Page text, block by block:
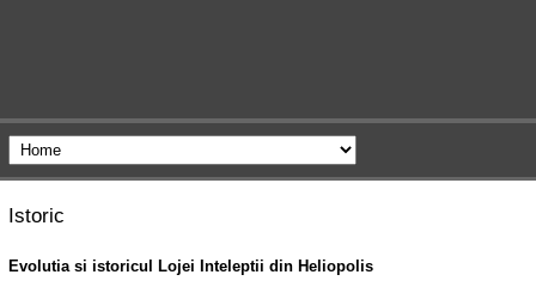
Istoric
Evolutia si istoricul Lojei Inteleptii din Heliopolis